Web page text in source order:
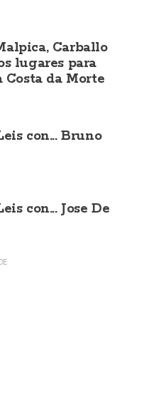
Carballo
lugares para
da Morte
con... Bruno
con... Jose De